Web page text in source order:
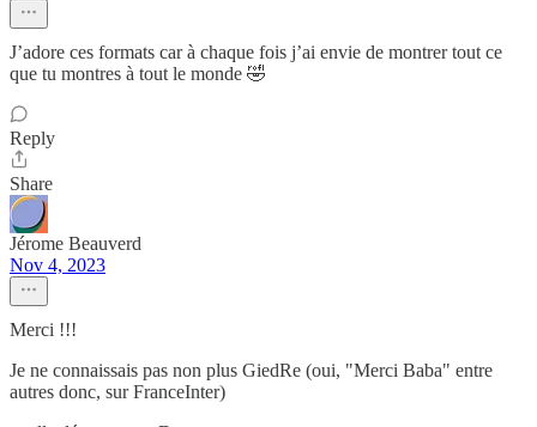
J’adore ces formats car à chaque fois j’ai envie de montrer tout ce
que tu montres à tout le monde 🤣
Reply
Share
Jérome Beauverd
Nov 4, 2023
Merci !!!
Je ne connaissais pas non plus GiedRe (oui, "Merci Baba" entre
autres donc, sur FranceInter)